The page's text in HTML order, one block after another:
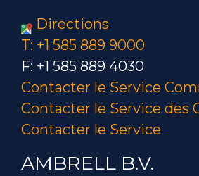
Directions
T: +1 585 889 9000
F: +1 585 889 4030
Contacter le Service
Contacter le Service des
Contacter le Service
AMBRELL B.V.